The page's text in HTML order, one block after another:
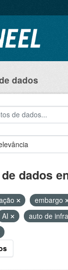
dados
dados
embargo
AI
auto de